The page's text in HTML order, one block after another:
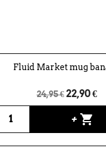
Fluid Market mug
24,95 € 22,90 €
+ shopping_cart